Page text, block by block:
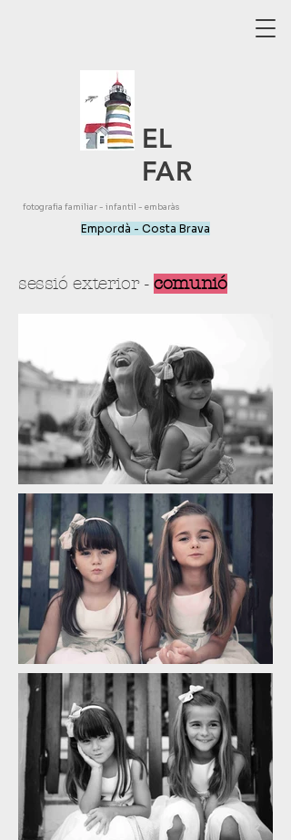
EL
FAR
fotografia familiar - infantil - embaràs
Empordà - Costa Brava
sessió exterior -comunió